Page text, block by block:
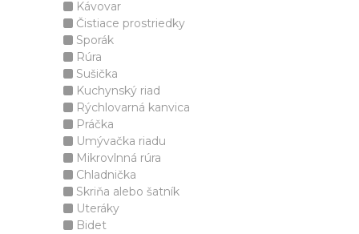
Kávovar
Čistiace prostriedky
Sporák
Rúra
Sušička
Kuchynský riad
Rýchlovarná kanvica
Práčka
Umývačka riadu
Mikrovlnná rúra
Chladnička
Skriňa alebo šatník
Uteráky
Bidet